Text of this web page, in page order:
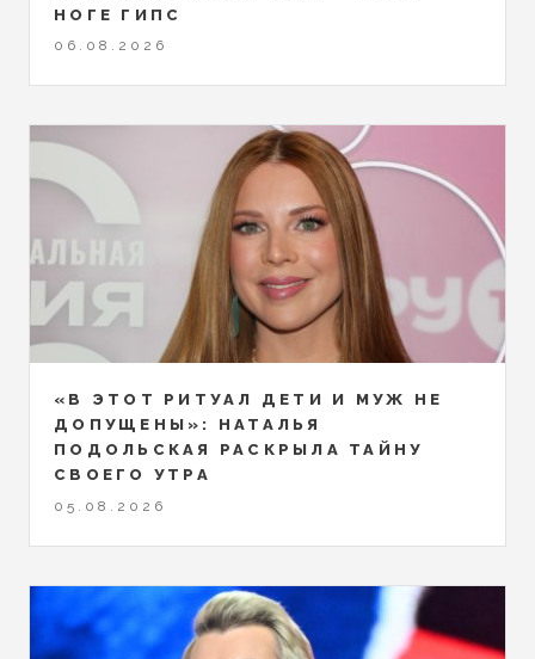
НОГЕ ГИПС
06.08.2026
«В ЭТОТ РИТУАЛ ДЕТИ И МУЖ НЕ
ДОПУЩЕНЫ»: НАТАЛЬЯ
ПОДОЛЬСКАЯ РАСКРЫЛА ТАЙНУ
СВОЕГО УТРА
05.08.2026